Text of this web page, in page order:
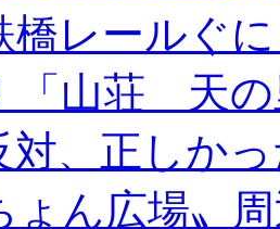
橋レールぐ
「山荘 天の
対、正しか
ょん広場〟